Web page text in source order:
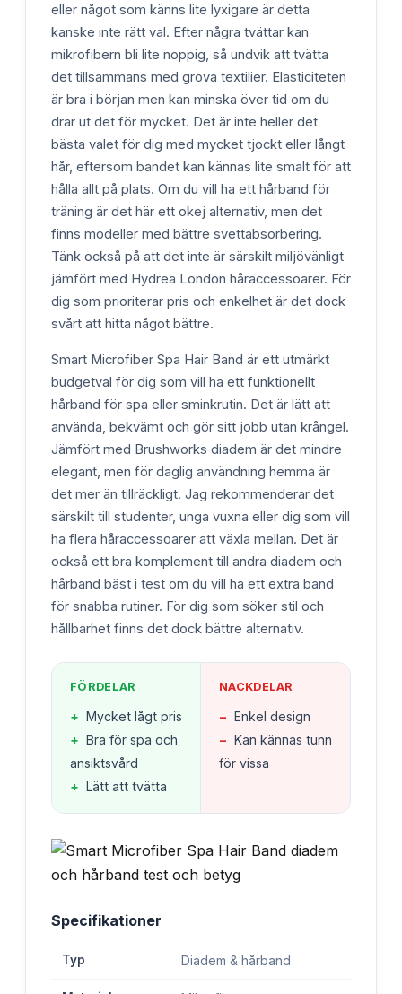
eller något som känns lite lyxigare är detta
kanske inte rätt val. Efter några tvättar kan
mikrofibern bli lite noppig, så undvik att tvätta
det tillsammans med grova textilier. Elasticiteten
är bra i början men kan minska över tid om du
drar ut det för mycket. Det är inte heller det
bästa valet för dig med mycket tjockt eller långt
hår, eftersom bandet kan kännas lite smalt för att
hålla allt på plats. Om du vill ha ett hårband för
träning är det här ett okej alternativ, men det
finns modeller med bättre svettabsorbering.
Tänk också på att det inte är särskilt miljövänligt
jämfört med Hydrea London håraccessoarer. För
dig som prioriterar pris och enkelhet är det dock
svårt att hitta något bättre.
Smart Microfiber Spa Hair Band är ett utmärkt
budgetval för dig som vill ha ett funktionellt
hårband för spa eller sminkrutin. Det är lätt att
använda, bekvämt och gör sitt jobb utan krångel.
Jämfört med Brushworks diadem är det mindre
elegant, men för daglig användning hemma är
det mer än tillräckligt. Jag rekommenderar det
särskilt till studenter, unga vuxna eller dig som vill
ha flera håraccessoarer att växla mellan. Det är
också ett bra komplement till andra diadem och
hårband bäst i test om du vill ha ett extra band
för snabba rutiner. För dig som söker stil och
hållbarhet finns det dock bättre alternativ.
FÖRDELAR
+ Mycket lågt pris
+ Bra för spa och
ansiktsvård
+ Lätt att tvätta
NACKDELAR
− Enkel design
− Kan kännas tunn
för vissa
Specifikationer
Typ Diadem & hårband